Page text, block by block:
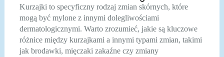
Kurzajki to specyficzny rodzaj zmian skórnych, które
mogą być mylone z innymi dolegliwościami
dermatologicznymi. Warto zrozumieć, jakie są kluczowe
różnice między kurzajkami a innymi typami zmian, takimi
jak brodawki, mięczaki zakaźne czy zmiany